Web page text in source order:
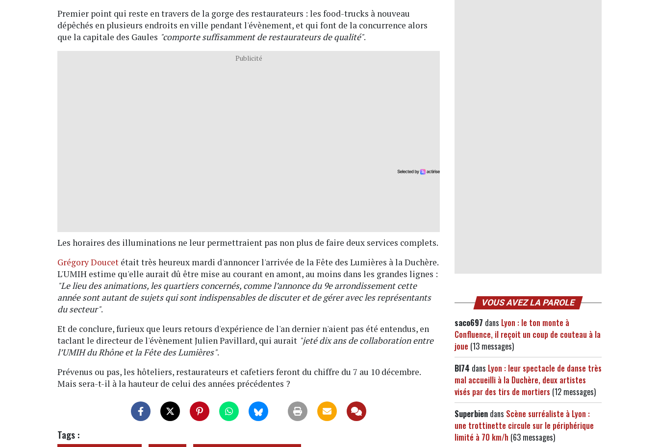
Premier point qui reste en travers de la gorge des restaurateurs : les food-trucks à nouveau
dépêchés en plusieurs endroits en ville pendant l'évènement, et qui font de la concurrence alors
que la capitale des Gaules "comporte suffisamment de restaurateurs de qualité".
Publicité
Les horaires des illuminations ne leur permettraient pas non plus de faire deux services complets.
Grégory Doucet était très heureux mardi d'annoncer l'arrivée de la Fête des Lumières à la Duchère.
L'UMIH estime qu'elle aurait dû être mise au courant en amont, au moins dans les grandes lignes :
"Le lieu des animations, les quartiers concernés, comme l’annonce du 9e arrondissement cette
année sont autant de sujets qui sont indispensables de discuter et de gérer avec les représentants
du secteur".
Et de conclure, furieux que leurs retours d'expérience de l'an dernier n'aient pas été entendus, en
taclant le directeur de l'évènement Julien Pavillard, qui aurait "jeté dix ans de collaboration entre
l’UMIH du Rhône et la Fête des Lumières".
Prévenus ou pas, les hôteliers, restaurateurs et cafetiers feront du chiffre du 7 au 10 décembre.
Mais sera-t-il à la hauteur de celui des années précédentes ?
Tags :
VOUS AVEZ LA PAROLE
saco697 dans Lyon : le ton monte à
Confluence, il reçoit un coup de couteau à la
joue (13 messages)
Bl74 dans Lyon : leur spectacle de danse très
mal accueilli à la Duchère, deux artistes
visés par des tirs de mortiers (12 messages)
Superbien dans Scène surréaliste à Lyon :
une trottinette circule sur le périphérique
limité à 70 km/h (63 messages)